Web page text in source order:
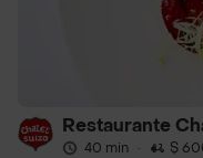
Restaurante
40 min · $